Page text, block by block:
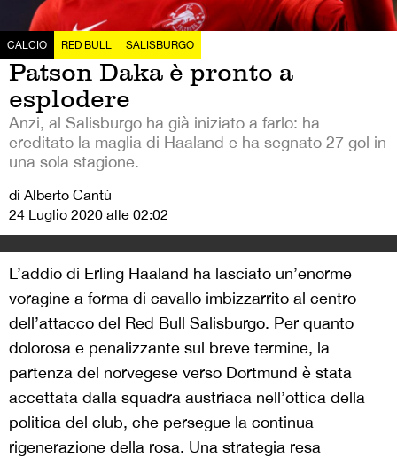
CALCIO RED BULL SALISBURGO
Patson Daka è pronto a
esplodere
Anzi, al Salisburgo ha già iniziato a farlo: ha
ereditato la maglia di Haaland e ha segnato 27 gol in
una sola stagione.
di Alberto Cantù
24 Luglio 2020 alle 02:02
L’addio di Erling Haaland ha lasciato un’enorme
voragine a forma di cavallo imbizzarrito al centro
dell’attacco del Red Bull Salisburgo. Per quanto
dolorosa e penalizzante sul breve termine, la
partenza del norvegese verso Dortmund è stata
accettata dalla squadra austriaca nell’ottica della
politica del club, che persegue la continua
rigenerazione della rosa. Una strategia resa